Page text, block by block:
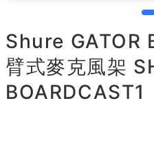
Shure GATOR
臂式麥克風架
BOARDCAST1